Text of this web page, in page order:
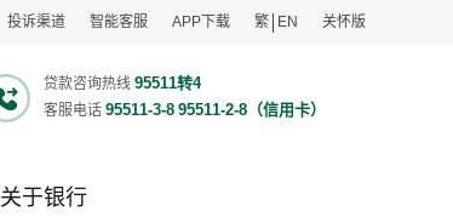
投诉渠道 智能客服 APP下载 繁 EN 关怀版
贷款咨询热线 95511转4
客服电话 95511-3-8 95511-2-8（信用卡）
关于银行